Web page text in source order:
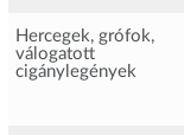
Hercegek, grófok,
válogatott
cigánylegények